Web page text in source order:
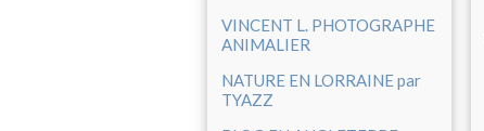
VINCENT L. PHOTOGRAPHE
ANIMALIER
NATURE EN LORRAINE par
TYAZZ